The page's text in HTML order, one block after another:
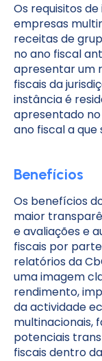
Os requisitos
empresas
receitas de
no ano fiscal
apresentar um
fiscais da
instância é
apresentado no
ano fiscal a que
Benefícios
Os benefícios
maior
e avaliações e
fiscais por
relatórios da
uma imagem
rendimento,
da actividade
multinacionais,
potenciais
fiscais dentro